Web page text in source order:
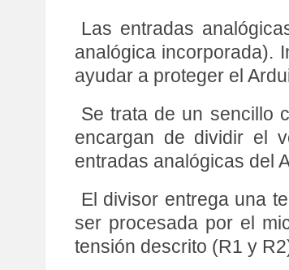
Las entradas
analógica incorporada).
ayudar a proteger el
Se trata de un sencillo
encargan de dividir el
entradas analógicas del
El divisor entrega una
ser procesada por el
tensión descrito (R1 y